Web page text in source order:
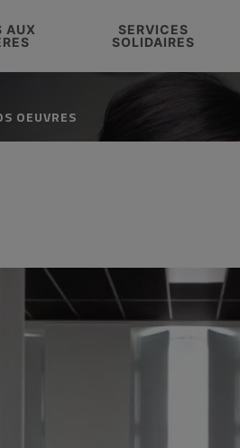
AUX
SERVICES
SOLIDAIRES
OEUVRES